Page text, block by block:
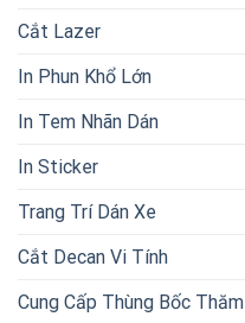
Cắt Lazer
In Phun Khổ Lớn
In Tem Nhãn Dán
In Sticker
Trang Trí Dán Xe
Cắt Decan Vi Tính
Cung Cấp Thùng Bốc Thăm